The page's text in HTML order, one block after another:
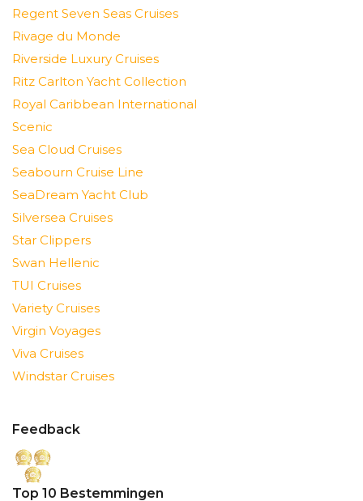
Regent Seven Seas Cruises
Rivage du Monde
Riverside Luxury Cruises
Ritz Carlton Yacht Collection
Royal Caribbean International
Scenic
Sea Cloud Cruises
Seabourn Cruise Line
SeaDream Yacht Club
Silversea Cruises
Star Clippers
Swan Hellenic
TUI Cruises
Variety Cruises
Virgin Voyages
Viva Cruises
Windstar Cruises
Feedback
Top 10 Bestemmingen